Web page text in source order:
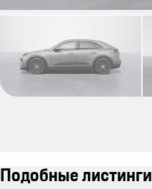
Подобные листинги